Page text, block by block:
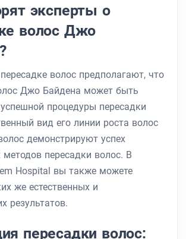
эксперты о
волос Джо
волос предполагают, что
Джо Байдена может быть
процедуры пересадки
вид его линии роста волос
демонстрируют успех
пересадки волос. В
Hospital вы также можете
же естественных и
результатов.
пересадки волос: